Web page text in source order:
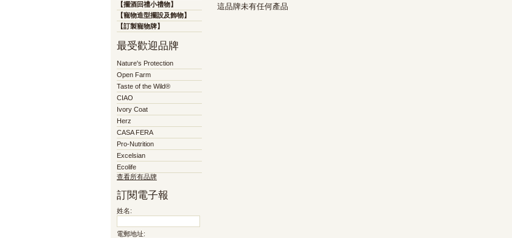
【擺酒回禮小禮物】
【寵物造型擺設及飾物】
【訂製寵物牌】
最受歡迎品牌
Nature's Protection
Open Farm
Taste of the Wild®
CIAO
Ivory Coat
Herz
CASA FERA
Pro-Nutrition
Excelsian
Ecolife
查看所有品牌
訂閱電子報
姓名:
電郵地址:
這品牌未有任何產品